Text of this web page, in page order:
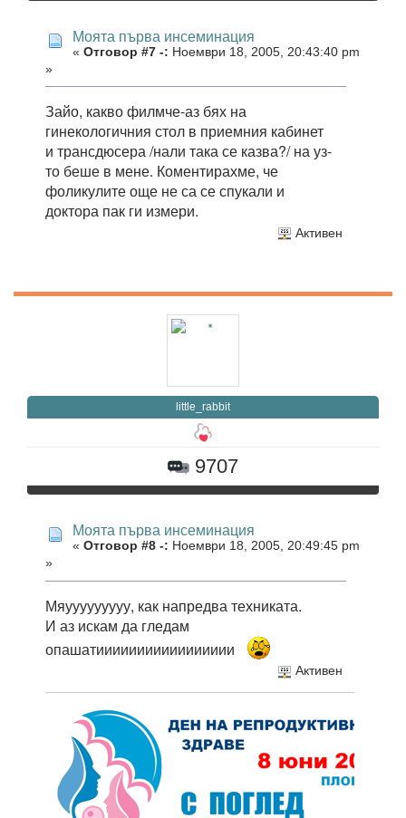
Моята първа инсеминация
« Отговор #7 -: Ноември 18, 2005, 20:43:40 pm
»
Зайо, какво филмче-аз бях на
гинекологичния стол в приемния кабинет
и трансдюсера /нали така се казва?/ на уз-
то беше в мене. Коментирахме, че
фоликулите още не са се спукали и
доктора пак ги измери.
Активен
little_rabbit
9707
Моята първа инсеминация
« Отговор #8 -: Ноември 18, 2005, 20:49:45 pm
»
Мяууууууууу, как напредва техниката.
И аз искам да гледам
опашатиииииииииииииииии
Активен